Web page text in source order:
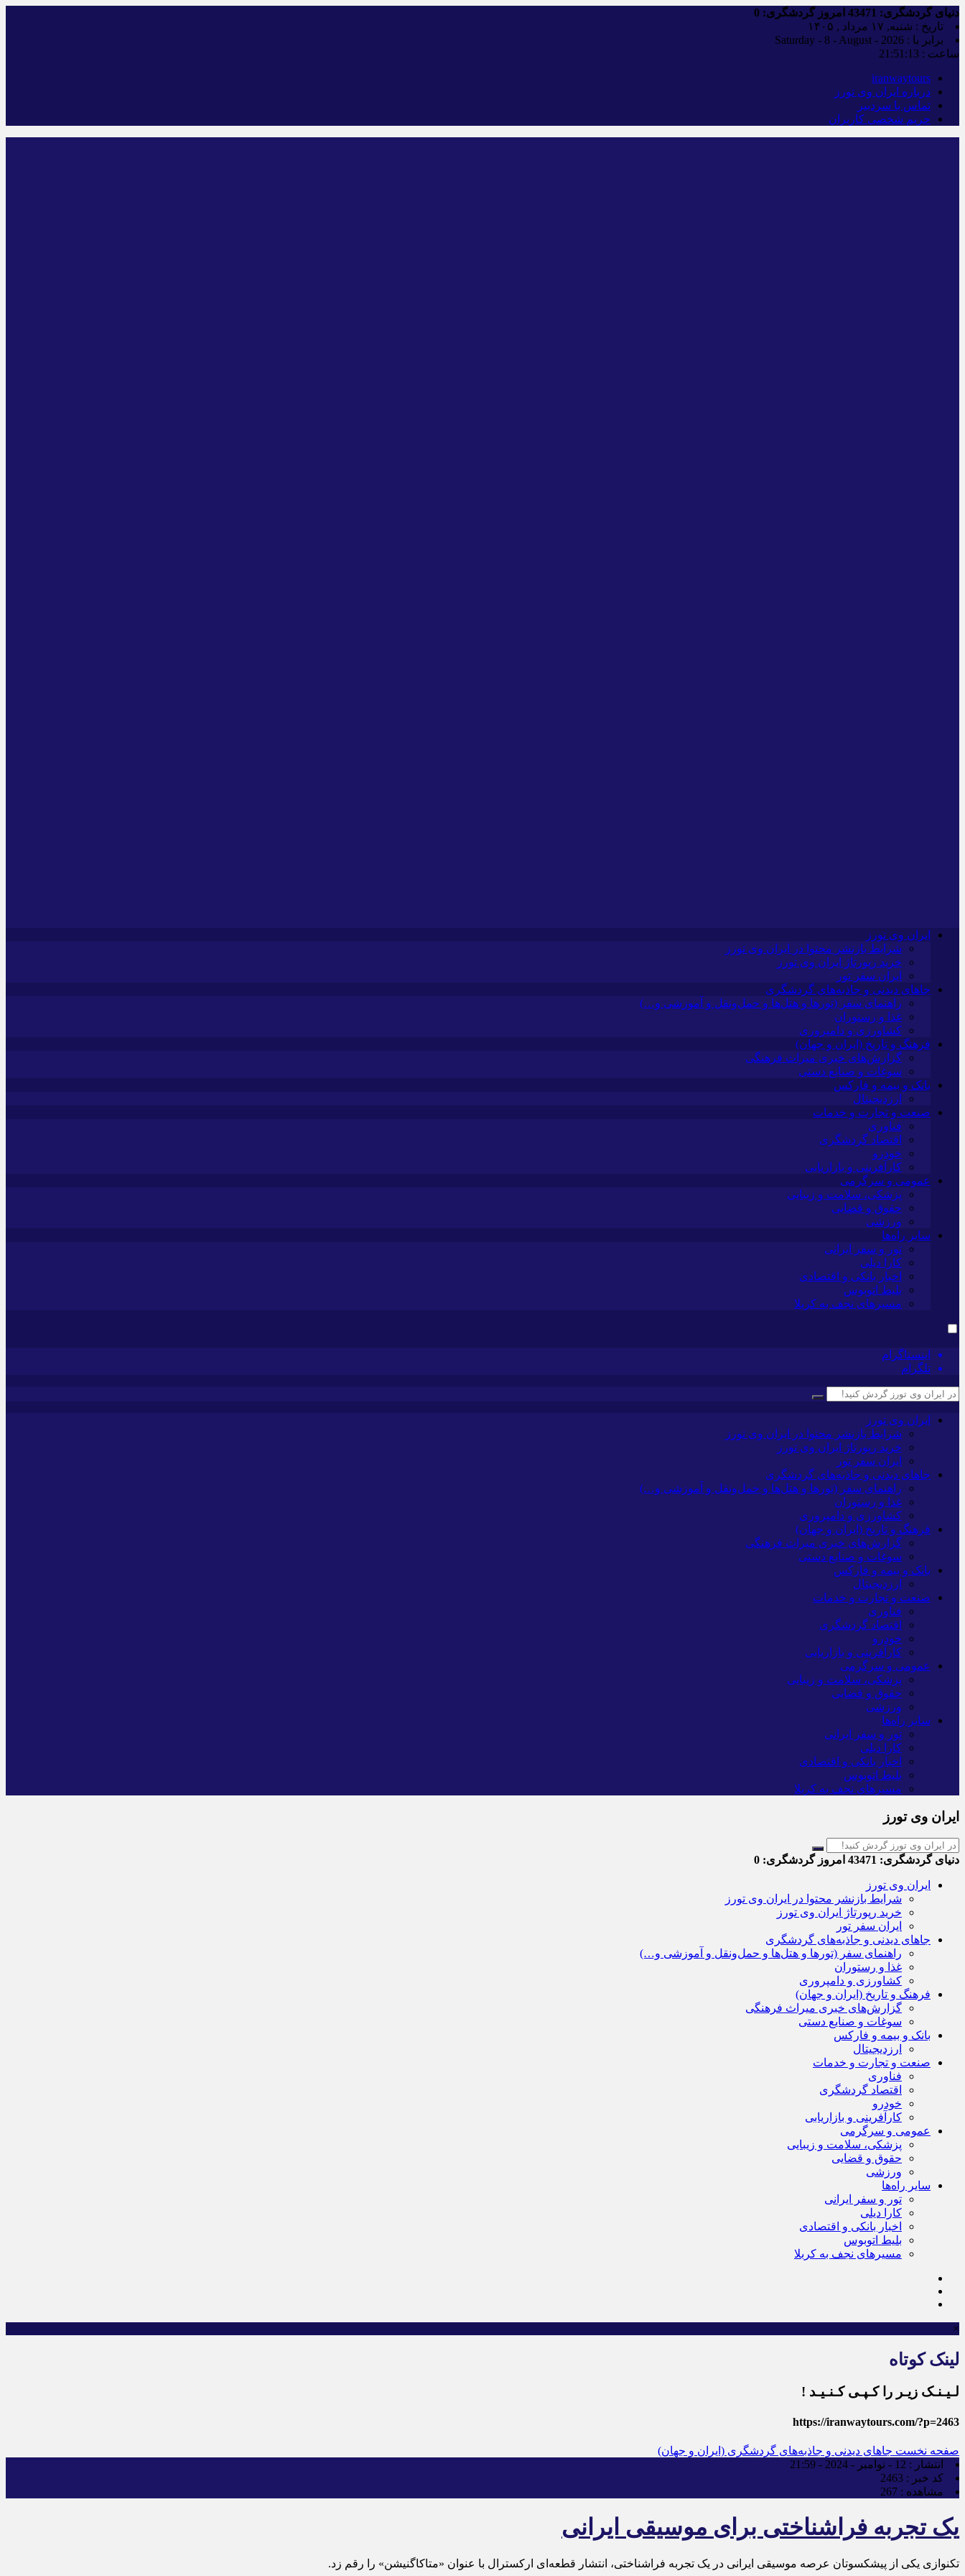
دنیای گردشگری: امروز گردشگری:
تاریخ : شنبه, ۱۷ مرداد , ۱۴۰۵
برابر با : Saturday - 8 - August - 2026
ساعت : 21:51:14
iranwaytours
درباره ایران وی تورز
تماس با سردبیر
حریم شخصی کاربران
ایران وی تورز
شرایط بازنشر محتوا در ایران وی تورز
خرید رپورتاژ ایران وی تورز
ایران سفر تور
جاهای دیدنی و جاذبه‌های گردشگری
راهنمای سفر (تورها و هتل‌ها و حمل‌و‌نقل و آموزشی و…)
غذا و رستوران
کشاورزی و دامپروری
فرهنگ و تاریخ (ایران و جهان)
گزارش‌های خبری میراث فرهنگی
سوغات و صنایع دستی
بانک و بیمه و فارکس
ارزدیجیتال
صنعت و تجارت و خدمات
فناوری
اقتصاد گردشگری
خودرو
کارآفرینی و بازاریابی
عمومی و سرگرمی
پزشکی، سلامت و زیبایی
حقوق و قضایی
ورزشی
سایر راه‌ها
تور و سفر ایرانی
کارا دیلی
اخبار بانکی و اقتصادی
بلیط اتوبوس
مسیرهای نجف به کربلا
اینستاگرام
تلگرام
ایران وی تورز
شرایط بازنشر محتوا در ایران وی تورز
خرید رپورتاژ ایران وی تورز
ایران سفر تور
جاهای دیدنی و جاذبه‌های گردشگری
راهنمای سفر (تورها و هتل‌ها و حمل‌و‌نقل و آموزشی و…)
غذا و رستوران
کشاورزی و دامپروری
فرهنگ و تاریخ (ایران و جهان)
گزارش‌های خبری میراث فرهنگی
سوغات و صنایع دستی
بانک و بیمه و فارکس
ارزدیجیتال
صنعت و تجارت و خدمات
فناوری
اقتصاد گردشگری
خودرو
کارآفرینی و بازاریابی
عمومی و سرگرمی
پزشکی، سلامت و زیبایی
حقوق و قضایی
ورزشی
سایر راه‌ها
تور و سفر ایرانی
کارا دیلی
اخبار بانکی و اقتصادی
بلیط اتوبوس
مسیرهای نجف به کربلا
ایران وی تورز
دنیای گردشگری: امروز گردشگری:
ایران وی تورز
شرایط بازنشر محتوا در ایران وی تورز
خرید رپورتاژ ایران وی تورز
ایران سفر تور
جاهای دیدنی و جاذبه‌های گردشگری
راهنمای سفر (تورها و هتل‌ها و حمل‌و‌نقل و آموزشی و…)
غذا و رستوران
کشاورزی و دامپروری
فرهنگ و تاریخ (ایران و جهان)
گزارش‌های خبری میراث فرهنگی
سوغات و صنایع دستی
بانک و بیمه و فارکس
ارزدیجیتال
صنعت و تجارت و خدمات
فناوری
اقتصاد گردشگری
خودرو
کارآفرینی و بازاریابی
عمومی و سرگرمی
پزشکی، سلامت و زیبایی
حقوق و قضایی
ورزشی
سایر راه‌ها
تور و سفر ایرانی
کارا دیلی
اخبار بانکی و اقتصادی
بلیط اتوبوس
مسیرهای نجف به کربلا
×
لینک کوتاه
لـیـنـک زیـر را کـپـی کـنـیـد !
https://iranwaytours.com/?p=2463
صفحه نخست جاهای دیدنی و جاذبه‌های گردشگری (ایران و جهان)
انتشار : 12 - نوامبر - 2024 - 21:59
کد خبر : 2463
مشاهده : 267
یک تجربه فراشناختی برای موسیقی ایرانی
تکنوازی یکی از پیشکسوتان عرصه موسیقی ایرانی در یک تجربه فراشناختی، انتشار قطعه‌ای ارکسترال با عنوان «متاکاگنیشن» را رقم زد.